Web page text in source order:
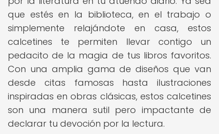
que estés en la biblioteca, en el trabajo o
simplemente relajándote en casa, estos
calcetines te permiten llevar contigo un
pedacito de la magia de tus libros favoritos.
Con una amplia gama de diseños que van
desde citas famosas hasta ilustraciones
inspiradas en obras clásicas, estos calcetines
son una manera sutil pero impactante de
declarar tu devoción por la lectura.